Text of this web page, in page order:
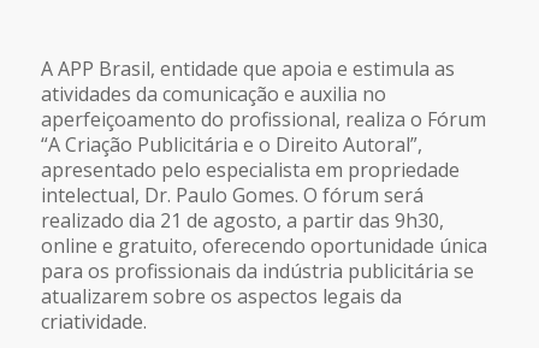
A APP Brasil, entidade que apoia e estimula as
atividades da comunicação e auxilia no
aperfeiçoamento do profissional, realiza o Fórum
“A Criação Publicitária e o Direito Autoral”,
apresentado pelo especialista em propriedade
intelectual, Dr. Paulo Gomes. O fórum será
realizado dia 21 de agosto, a partir das 9h30,
online e gratuito, oferecendo oportunidade única
para os profissionais da indústria publicitária se
atualizarem sobre os aspectos legais da
criatividade.